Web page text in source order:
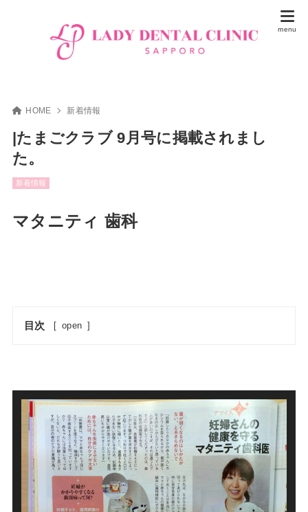
HOME 新着情報
|たまごクラブ 9月号に掲載されまし
た。
新着情報
マタニティ 歯科
目次 [ open ]